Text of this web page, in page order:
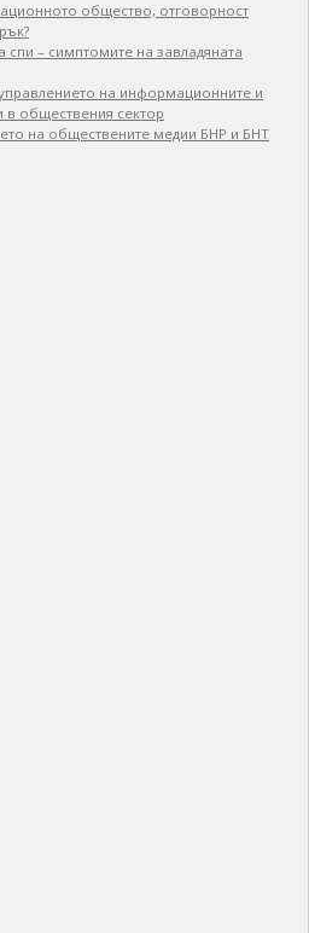
общество, отговорност
спи – симптомите на завладяната
на информационните и
в обществения сектор
на обществените медии БНР и БНТ